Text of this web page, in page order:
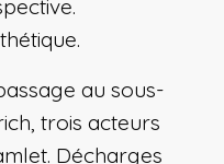
au sous-
trois acteurs
Décharges